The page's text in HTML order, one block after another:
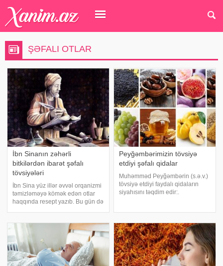
ŞƏFALI OTLAR
İbn Sinanın zəhərli
bitkilərdən ibarət şəfalı
tövsiyələri
İbn Sina yüz illər əvvəl orqanizmi
təmizləməyə kömək edən otlar
haqqında resept yazıb. Bu gün də
Təbabətin atası adlandırılan İbn
Sinanın bu reseptindən min ildi
Peyğəmbərimizin tövsiyə
etdiyi şəfalı qidalar
Muhəmməd Peyğəmbərin (s.ə.v.)
tövsiyə etdiyi faydalı qidaların
siyahısını təqdim edir:.
bitkisidir. Piroqlara və qoğallara
həm bəzək, hə